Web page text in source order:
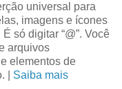
universal para
imagens e ícones
só digitar “@”. Você
arquivos
elementos de
| Saiba mais